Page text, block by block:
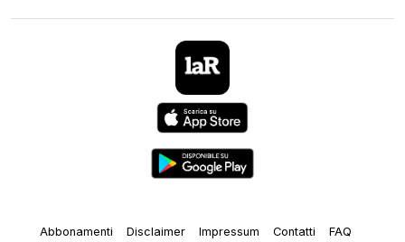
Abbonamenti Disclaimer Impressum Contatti FAQ